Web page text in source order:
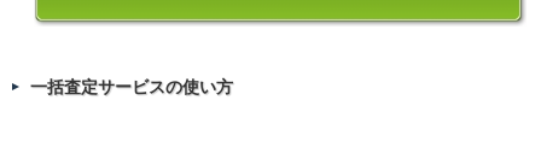
一括査定サービスの使い方